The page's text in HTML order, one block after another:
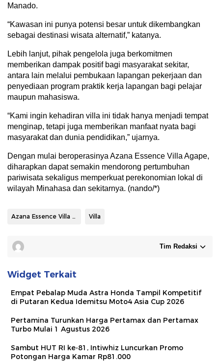
Manado.
“Kawasan ini punya potensi besar untuk dikembangkan
sebagai destinasi wisata alternatif,” katanya.
Lebih lanjut, pihak pengelola juga berkomitmen
memberikan dampak positif bagi masyarakat sekitar,
antara lain melalui pembukaan lapangan pekerjaan dan
penyediaan program praktik kerja lapangan bagi pelajar
maupun mahasiswa.
“Kami ingin kehadiran villa ini tidak hanya menjadi tempat
menginap, tetapi juga memberikan manfaat nyata bagi
masyarakat dan dunia pendidikan,” ujarnya.
Dengan mulai beroperasinya Azana Essence Villa Agape,
diharapkan dapat semakin mendorong pertumbuhan
pariwisata sekaligus memperkuat perekonomian lokal di
wilayah Minahasa dan sekitarnya. (nando/*)
Azana Essence Villa Agape Villa
Tim Redaksi
Widget Terkait
Empat Pebalap Muda Astra Honda Tampil Kompetitif
di Putaran Kedua Idemitsu Moto4 Asia Cup 2026
Pertamina Turunkan Harga Pertamax dan Pertamax
Turbo Mulai 1 Agustus 2026
Sambut HUT RI ke-81, Intiwhiz Luncurkan Promo
Potongan Harga Kamar Rp81.000